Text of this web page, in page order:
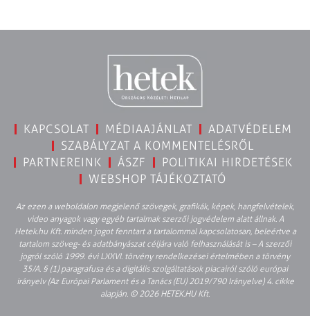
KAPCSOLAT MÉDIAAJÁNLAT
ADATVÉDELEM
SZABÁLYZAT A KOMMENTELÉSRŐL
PARTNEREINK
ÁSZF
POLITIKAI HIRDETÉSEK
WEBSHOP TÁJÉKOZTATÓ
Az ezen a weboldalon megjelenő szövegek, grafikák, képek, hangfelvételek,
video anyagok vagy egyéb tartalmak szerzői jogvédelem alatt állnak. A
Hetek.hu Kft. minden jogot fenntart a tartalommal kapcsolatosan, beleértve a
tartalom szöveg- és adatbányászat céljára való felhasználását is – A szerzői
jogról szóló 1999. évi LXXVI. törvény rendelkezései értelmében a törvény
35/A. § (1) paragrafusa és a digitális szolgáltatások piacairól szóló európai
irányelv (Az Európai Parlament és a Tanács (EU) 2019/790 Irányelve) 4. cikke
alapján. © 2026 HETEK.HU Kft.